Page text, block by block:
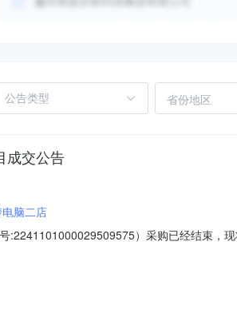
省份地区
成交公告
脑二店
）采购已经结束，
单位地址：永昌大道1号采购单位统一社会